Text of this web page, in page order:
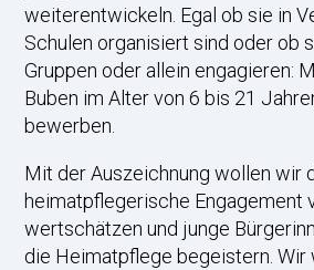
weiterentwickeln. Egal ob sie in
Schulen organisiert sind oder ob
Gruppen oder allein engagieren:
Buben im Alter von 6 bis 21
bewerben.
Mit der Auszeichnung wollen wir
heimatpflegerische Engagement
wertschätzen und junge
die Heimatpflege begeistern. Wir